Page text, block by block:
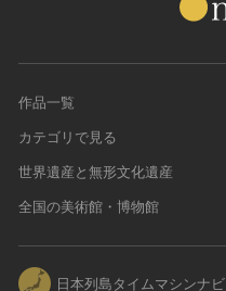
作品一覧
カテゴリで見る
世界遺産と無形文化遺産
全国の美術館・博物館
日本列島タイムマシンナビ